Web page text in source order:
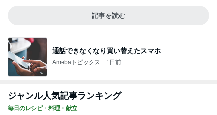
記事を読む
通話できなくなり買い替えたスマホ
Amebaトピックス 1日前
ジャンル人気記事ランキング
毎日のレシピ・料理・献立